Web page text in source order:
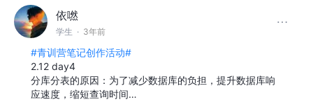
依嘫
学生 · 3年前
#青训营笔记创作活动#
2.12 day4
分库分表的原因：为了减少数据库的负担，提升数据库响
应速度，缩短查询时间…